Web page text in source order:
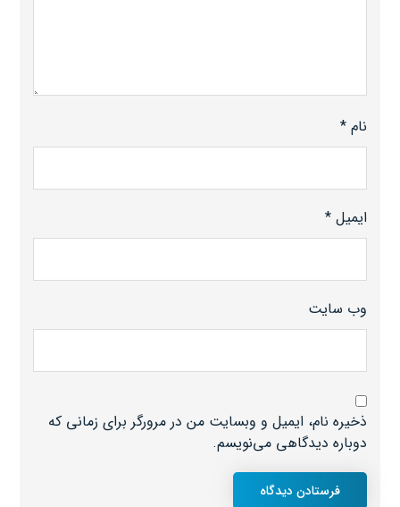
نام*
ایمیل*
وب‌ سایت
ذخیره نام، ایمیل و وبسایت من در مرورگر برای زمانی که
دوباره دیدگاهی می‌نویسم.
فرستادن دیدگاه